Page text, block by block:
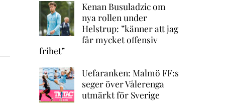
Kenan Busuladzic om
nya rollen under
Helstrup: ”känner att jag
får mycket offensiv
frihet”
Uefaranken: Malmö FF:s
seger över Vålerenga
utmärkt för Sverige